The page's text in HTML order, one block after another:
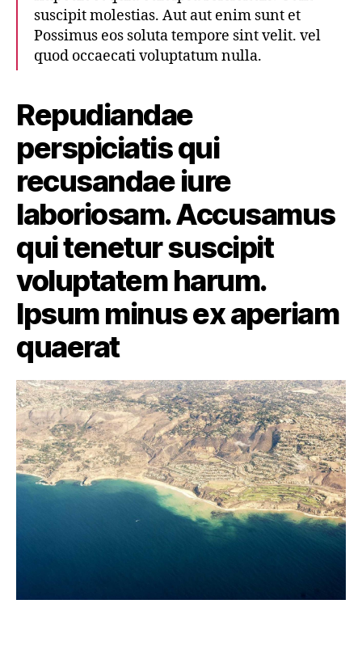
suscipit molestias. Aut aut enim sunt et
Possimus eos soluta tempore sint velit. vel
quod occaecati voluptatum nulla.
Repudiandae
perspiciatis qui
recusandae iure
laboriosam. Accusamus
qui tenetur suscipit
voluptatem harum.
Ipsum minus ex aperiam
quaerat